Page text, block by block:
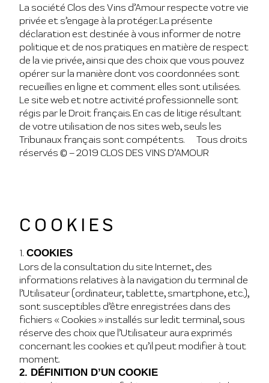
La société Clos des Vins d’Amour respecte votre vie
privée et s’engage à la protéger. La présente
déclaration est destinée à vous informer de notre
politique et de nos pratiques en matière de respect
de la vie privée, ainsi que des choix que vous pouvez
opérer sur la manière dont vos coordonnées sont
recueillies en ligne et comment elles sont utilisées.
Le site web et notre activité professionnelle sont
régis par le Droit français. En cas de litige résultant
de votre utilisation de nos sites web, seuls les
Tribunaux français sont compétents. Tous droits
réservés © – 2019 CLOS DES VINS D’AMOUR
COOKIES
1. COOKIES
Lors de la consultation du site Internet, des
informations relatives à la navigation du terminal de
l’Utilisateur (ordinateur, tablette, smartphone, etc.),
sont susceptibles d’être enregistrées dans des
fichiers « Cookies » installés sur ledit terminal, sous
réserve des choix que l’Utilisateur aura exprimés
concernant les cookies et qu’il peut modifier à tout
moment.
2. DÉFINITION D’UN COOKIE